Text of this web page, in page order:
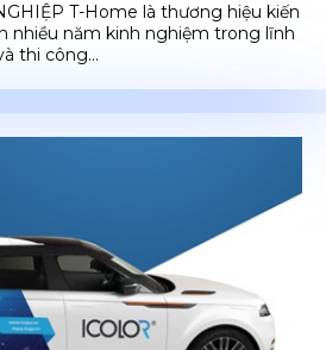
T-Home là thương hiệu kiến
nhiều năm kinh nghiệm trong lĩnh
thi công...